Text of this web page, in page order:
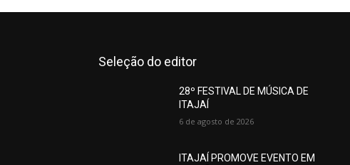
Seleção do editor
28º FESTIVAL DE MÚSICA DE
ITAJAÍ
6 de agosto de 2026
ITAJAÍ PROMOVE EVENTO EM